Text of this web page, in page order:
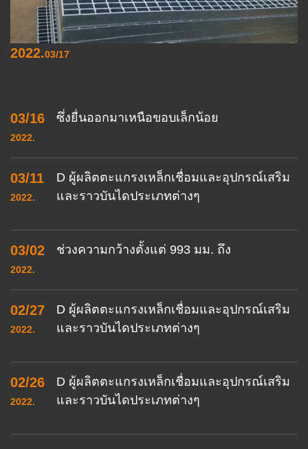
2022.03/17
03/16
2022.
ซึ่งยื่นออกมาเหนือขอบเล็กน้อย
03/11
2022.
D ผู้ผลิตตะแกรงเหล็กเชื่อมและอุปกรณ์เสริม
และราวบันไดประเภทต่างๆ
03/02
2022.
ช่วงความกว้างตั้งแต่ 993 มม. ถึง
02/27
2022.
D ผู้ผลิตตะแกรงเหล็กเชื่อมและอุปกรณ์เสริม
และราวบันไดประเภทต่างๆ
02/26
2022.
D ผู้ผลิตตะแกรงเหล็กเชื่อมและอุปกรณ์เสริม
และราวบันไดประเภทต่างๆ